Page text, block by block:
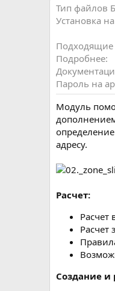
Тип файлов
Установка
Подходящие
Подробнее
Пароль на
Модуль
адресу.
Расчет:
Расчет
Расчет
Создание и